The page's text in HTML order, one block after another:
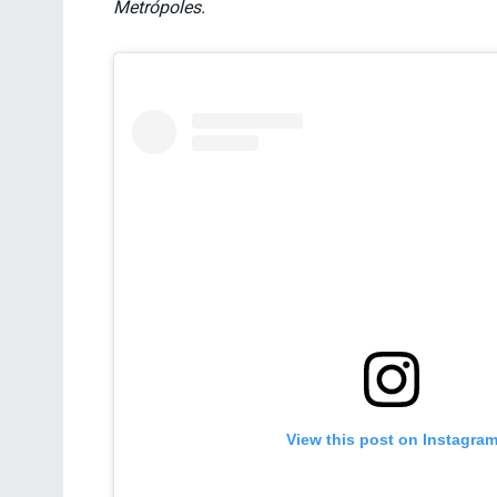
Metrópoles.
View this post on Instagram